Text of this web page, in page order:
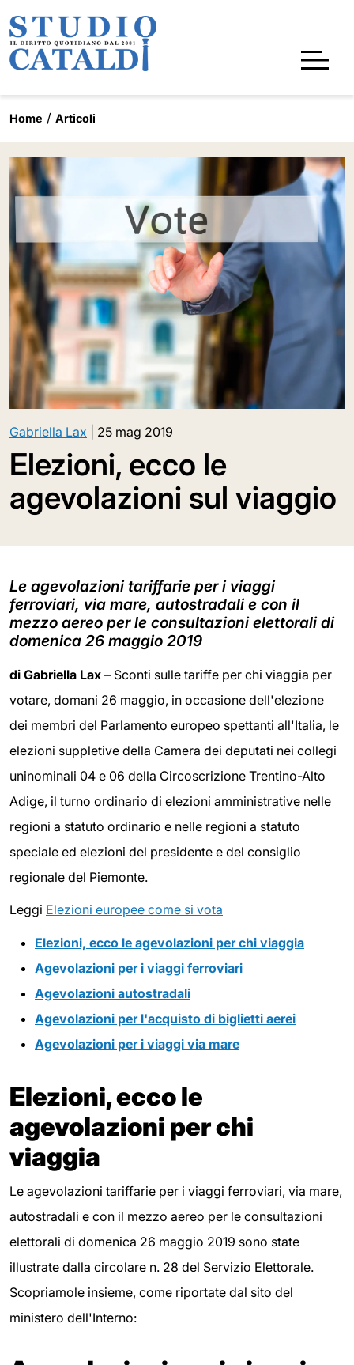
Home Articoli
Gabriella Lax 25 mag 2019
Elezioni, ecco le
agevolazioni sul viaggio
Le agevolazioni tariffarie per i viaggi
ferroviari, via mare, autostradali e con il
mezzo aereo per le consultazioni elettorali di
domenica 26 maggio 2019
di Gabriella Lax – Sconti sulle tariffe per chi viaggia per
votare, domani 26 maggio, in occasione dell'elezione
dei membri del Parlamento europeo spettanti all'Italia, le
elezioni suppletive della Camera dei deputati nei collegi
uninominali 04 e 06 della Circoscrizione Trentino-Alto
Adige, il turno ordinario di elezioni amministrative nelle
regioni a statuto ordinario e nelle regioni a statuto
speciale ed elezioni del presidente e del consiglio
regionale del Piemonte.
Leggi Elezioni europee come si vota
Elezioni, ecco le agevolazioni per chi viaggia
Agevolazioni per i viaggi ferroviari
Agevolazioni autostradali
Agevolazioni per l'acquisto di biglietti aerei
Agevolazioni per i viaggi via mare
Elezioni, ecco le
agevolazioni per chi
viaggia
Le agevolazioni tariffarie per i viaggi ferroviari, via mare,
autostradali e con il mezzo aereo per le consultazioni
elettorali di domenica 26 maggio 2019 sono state
illustrate dalla circolare n. 28 del Servizio Elettorale.
Scopriamole insieme, come riportate dal sito del
ministero dell'Interno: